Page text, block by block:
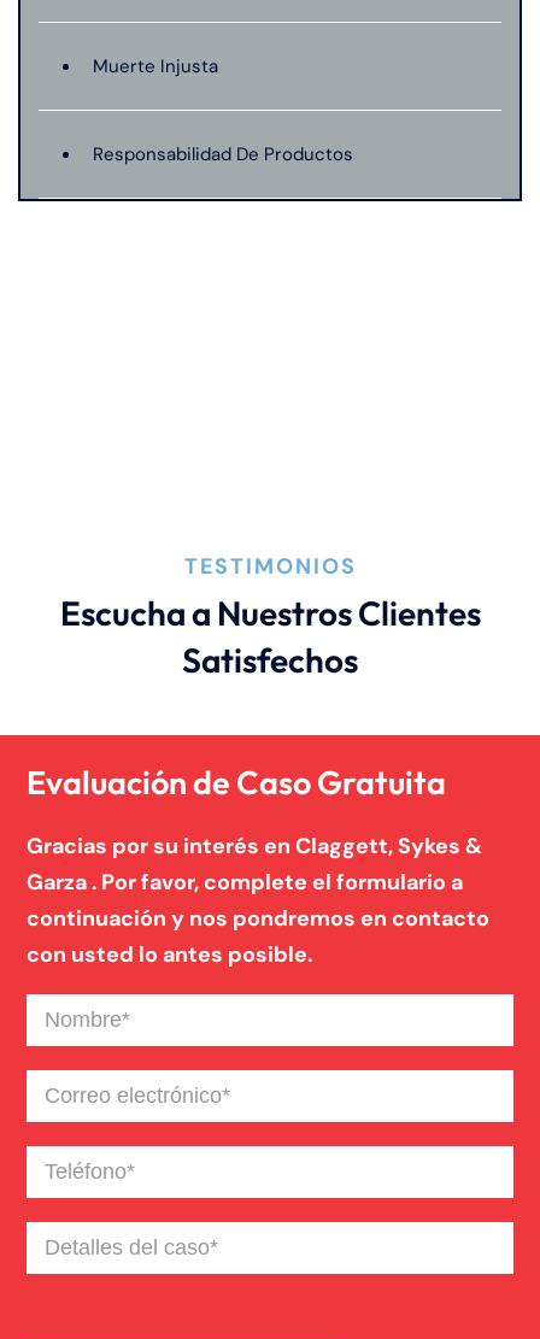
Muerte Injusta
Responsabilidad De Productos
TESTIMONIOS
Escucha a Nuestros Clientes
Satisfechos
Evaluación de Caso Gratuita
Gracias por su interés en Claggett, Sykes &
Garza . Por favor, complete el formulario a
continuación y nos pondremos en contacto
con usted lo antes posible.
Nombre(Required)
Correo
electrónico(Required)
Teléfono(Required)
Detalles
del